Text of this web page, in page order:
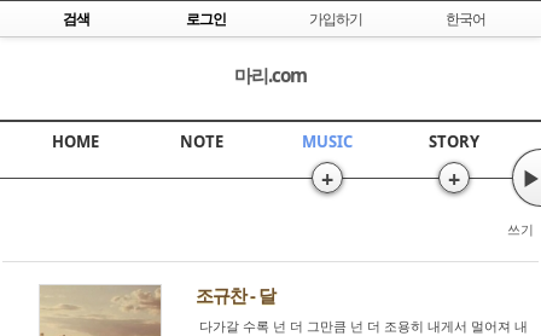
Skip to content
검색 로그인 가입하기 한국어
마리.com
HOME NOTE MUSIC
+
STORY
+ ▶
쓰기
조규찬 - 달
다가갈 수록 넌 더 그만큼 넌 더 조용히 내게서 멀어져 내